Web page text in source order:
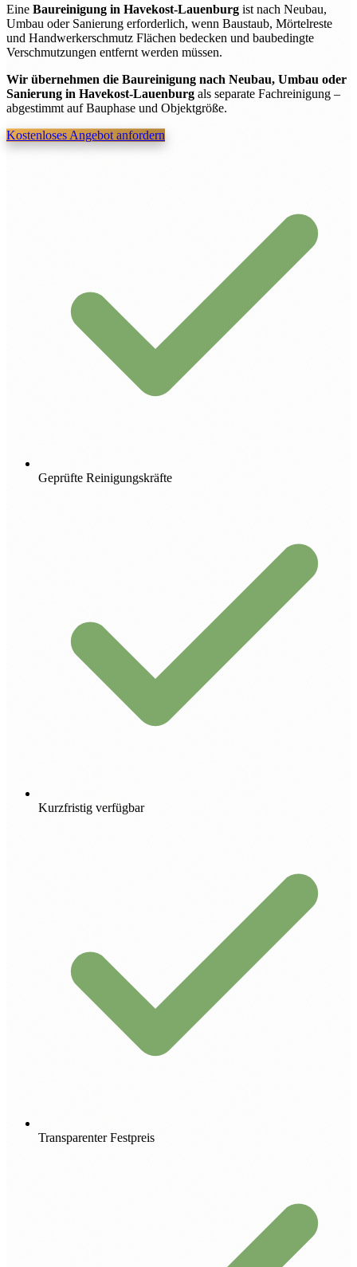
Eine Baureinigung in Havekost-Lauenburg ist nach Neubau,
Umbau oder Sanierung erforderlich, wenn Baustaub, Mörtelreste
und Handwerkerschmutz Flächen bedecken und baubedingte
Verschmutzungen entfernt werden müssen.
Wir übernehmen die Baureinigung nach Neubau, Umbau oder
Sanierung in Havekost-Lauenburg als separate Fachreinigung –
abgestimmt auf Bauphase und Objektgröße.
Kostenloses Angebot anfordern
Geprüfte Reinigungskräfte
Kurzfristig verfügbar
Transparenter Festpreis